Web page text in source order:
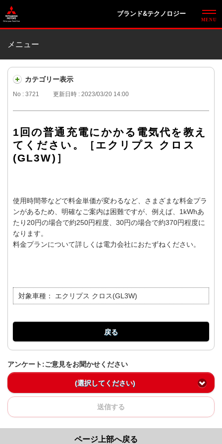
ブランド&テクノロジー
メニュー
カテゴリー表示
No : 3721 更新日時 : 2023/03/20 14:00
1回の普通充電にかかる電気代を教え
てください。［エクリプス クロス
(GL3W)］
使用時間帯などで料金単価が変わるなど、さまざまな料金プラ
ンがあるため、明確なご案内は困難ですが、例えば、1kWhあ
たり20円の場合で約250円程度、30円の場合で約370円程度に
なります。
料金プランについて詳しくは電力会社におたずねください。
対象車種： エクリプス クロス(GL3W)
戻る
アンケート:ご意見をお聞かせください
(選択してください)
送信する
ページ上部へ戻る